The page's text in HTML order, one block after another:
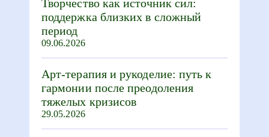
Творчество как источник сил:
поддержка близких в сложный
период
09.06.2026
Арт-терапия и рукоделие: путь к
гармонии после преодоления
тяжелых кризисов
29.05.2026